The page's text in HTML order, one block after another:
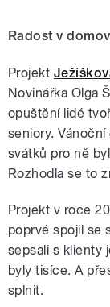
Radost v
Projekt
Novinářka Olga
opuštění lidé
seniory.
svátků pro ně
Rozhodla se to
Projekt v roce
poprvé spojil se
sepsali s klienty
byly tisíce. A
splnit.